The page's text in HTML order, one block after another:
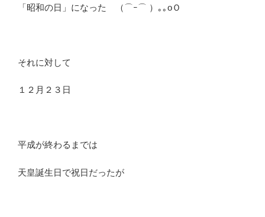
「昭和の日」になった （⌒ｰ⌒ ）｡｡oＯ
それに対して
１２月２３日
平成が終わるまでは
天皇誕生日で祝日だったが